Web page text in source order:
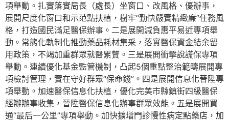
項舉動。扎實落實局長（處長）坐窗口、改風格、優辦事，
展開尺度化窗口和示范點扶植，樹牢“勤快嚴實精緻廉”任務風
格，打造國民滿足醫保辦事。二是展開減負惠平易近專項舉
動。常態化軌制化推動藥品耗材集采，落實醫保資金結余留
用政策，不竭加重群眾就醫累贅。三是展開衝擊說謊保專項
舉動。連續優化基金監管機制，凸起5個重點整治範疇展開專
項檢討管理，實在守好群眾“保命錢”。四是展開信息化晉陞專
項舉動。加速醫保信息化扶植，優化完美市縣鎮街四級醫保
經辦辦事收集，晉陞醫保信息化辦事群眾效能。五是展開買
通“最后一公里”專項舉動。加快擴增門診慢性病定點藥店，加